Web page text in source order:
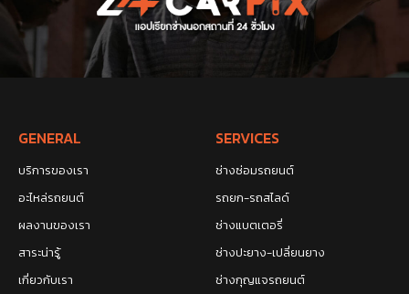
GENERAL
บริการของเรา
อะไหล่รถยนต์
ผลงานของเรา
สาระน่ารู้
เกี่ยวกับเรา
SERVICES
ช่างซ่อมรถยนต์
รถยก-รถสไลด์
ช่างแบตเตอรี่
ช่างปะยาง-เปลี่ยนยาง
ช่างกุญแจรถยนต์